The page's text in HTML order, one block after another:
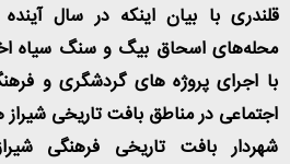
قلندری با بیان اینکه در سال
محله‌های اسحاق بیگ و سنگ سیاه
با اجرای پروژه های گردشگری و
اجتماعی در مناطق بافت تاریخی
شهردار بافت تاریخی فرهنگی